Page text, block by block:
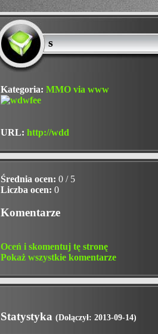
s
Kategoria: MMO via www
URL: http://wdd
Średnia ocen: 0 / 5
Liczba ocen: 0
Komentarze
Oceń i skomentuj tę stronę
Pokaż wszystkie komentarze
Statystyka (Dołączył: 2013-09-14)